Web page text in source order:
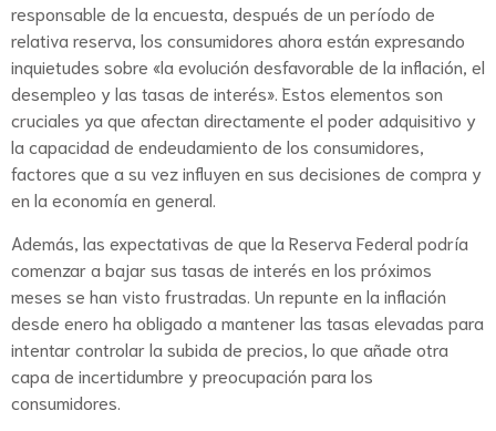
responsable de la encuesta, después de un período de
relativa reserva, los consumidores ahora están expresando
inquietudes sobre «la evolución desfavorable de la inflación, el
desempleo y las tasas de interés». Estos elementos son
cruciales ya que afectan directamente el poder adquisitivo y
la capacidad de endeudamiento de los consumidores,
factores que a su vez influyen en sus decisiones de compra y
en la economía en general.
Además, las expectativas de que la Reserva Federal podría
comenzar a bajar sus tasas de interés en los próximos
meses se han visto frustradas. Un repunte en la inflación
desde enero ha obligado a mantener las tasas elevadas para
intentar controlar la subida de precios, lo que añade otra
capa de incertidumbre y preocupación para los
consumidores.